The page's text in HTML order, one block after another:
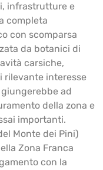
infrastrutture e
completa
con scomparsa
da botanici di
carsiche,
rilevante interesse
ad
della zona e
importanti.
Monte dei Pini)
Zona Franca
con la